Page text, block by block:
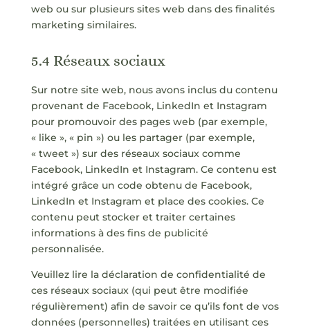
web ou sur plusieurs sites web dans des finalités
marketing similaires.
5.4 Réseaux sociaux
Sur notre site web, nous avons inclus du contenu
provenant de Facebook, LinkedIn et Instagram
pour promouvoir des pages web (par exemple,
« like », « pin ») ou les partager (par exemple,
« tweet ») sur des réseaux sociaux comme
Facebook, LinkedIn et Instagram. Ce contenu est
intégré grâce un code obtenu de Facebook,
LinkedIn et Instagram et place des cookies. Ce
contenu peut stocker et traiter certaines
informations à des fins de publicité
personnalisée.
Veuillez lire la déclaration de confidentialité de
ces réseaux sociaux (qui peut être modifiée
régulièrement) afin de savoir ce qu’ils font de vos
données (personnelles) traitées en utilisant ces